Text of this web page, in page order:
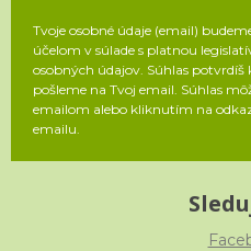
Tvoje osobné údaje (email)
účelom v súlade s platnou
osobných údajov. Súhlas
pošleme na Tvoj email. Súhlas
emailom alebo kliknutím na
emailu.